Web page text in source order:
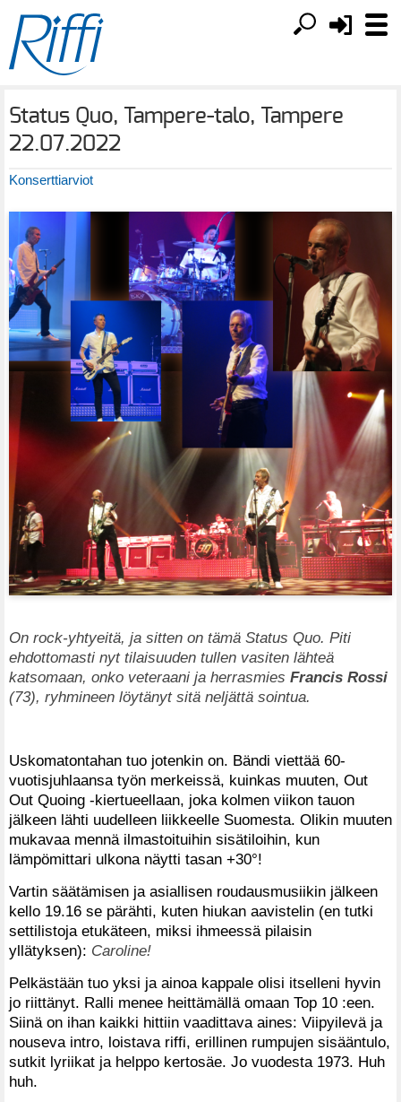
Status Quo, Tampere-talo, Tampere
22.07.2022
Konserttiarviot
On rock-yhtyeitä, ja sitten on tämä Status Quo. Piti
ehdottomasti nyt tilaisuuden tullen vasiten lähteä
katsomaan, onko veteraani ja herrasmies Francis Rossi
(73), ryhmineen löytänyt sitä neljättä sointua.
Uskomatontahan tuo jotenkin on. Bändi viettää 60-
vuotisjuhlaansa työn merkeissä, kuinkas muuten, Out
Out Quoing -kiertueellaan, joka kolmen viikon tauon
jälkeen lähti uudelleen liikkeelle Suomesta. Olikin muuten
mukavaa mennä ilmastoituihin sisätiloihin, kun
lämpömittari ulkona näytti tasan +30°!
Vartin säätämisen ja asiallisen roudausmusiikin jälkeen
kello 19.16 se pärähti, kuten hiukan aavistelin (en tutki
settilistoja etukäteen, miksi ihmeessä pilaisin
yllätyksen): Caroline!
Pelkästään tuo yksi ja ainoa kappale olisi itselleni hyvin
jo riittänyt. Ralli menee heittämällä omaan Top 10 :een.
Siinä on ihan kaikki hittiin vaadittava aines: Viipyilevä ja
nouseva intro, loistava riffi, erillinen rumpujen sisääntulo,
sutkit lyriikat ja helppo kertosäe. Jo vuodesta 1973. Huh
huh.